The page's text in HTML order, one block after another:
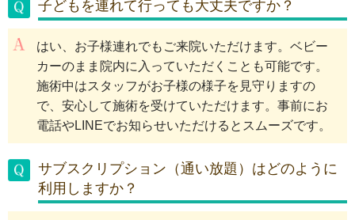
子どもを連れて行っても大丈夫ですか？
はい、お子様連れでもご来院いただけます。ベビー
カーのまま院内に入っていただくことも可能です。
施術中はスタッフがお子様の様子を見守りますの
で、安心して施術を受けていただけます。事前にお
電話やLINEでお知らせいただけるとスムーズです。
サブスクリプション（通い放題）はどのように
利用しますか？